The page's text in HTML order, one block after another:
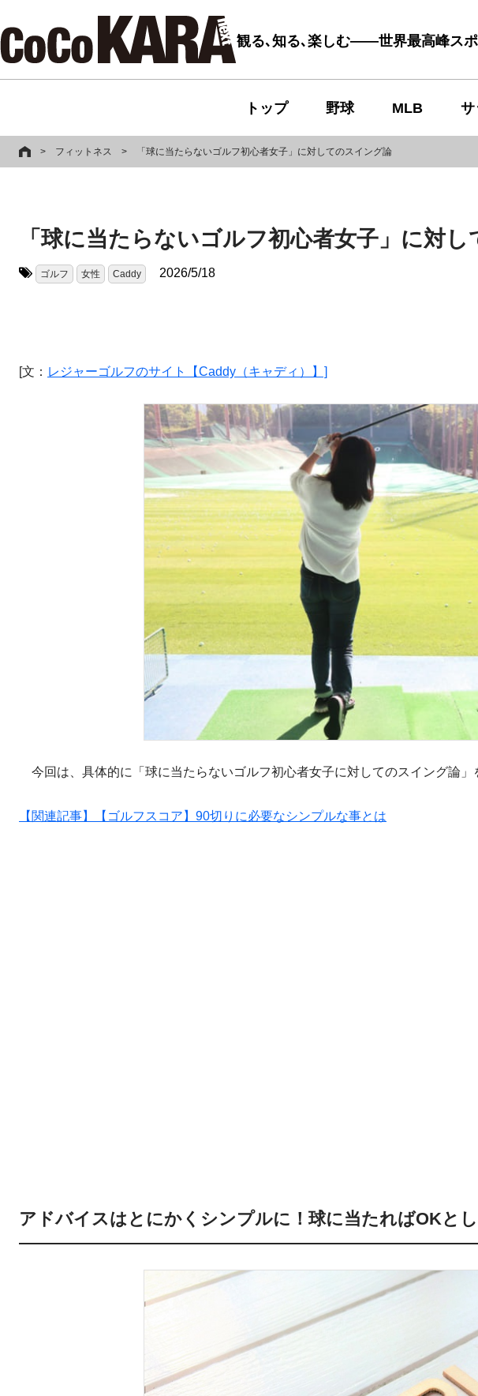
観る､知る､楽しむ――世界最高峰ス
トップ 野球 MLB サ
> フィットネス > 「球に当たらないゴルフ初心者女子」に対してのスイング論
「球に当たらないゴルフ初心者女子」に対
ゴルフ 女性 Caddy 2026/5/18
[文： レジャーゴルフのサイト【Caddy（キャディ）】]
今回は、具体的に「球に当たらないゴルフ初心者女子に対してのスイング論」
【関連記事】【ゴルフスコア】90切りに必要なシンプルな事とは
アドバイスはとにかくシンプルに！球に当たればOKとし